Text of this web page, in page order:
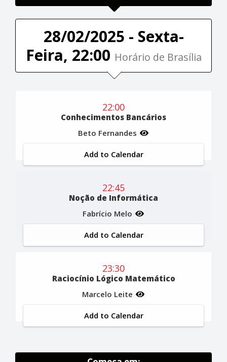
28/02/2025 - Sexta-
Feira, 22:00 Horário de Brasília
22:00
Conhecimentos Bancários
Beto Fernandes
Add to Calendar
22:45
Noção de Informática
Fabrício Melo
Add to Calendar
23:30
Raciocínio Lógico Matemático
Marcelo Leite
Add to Calendar